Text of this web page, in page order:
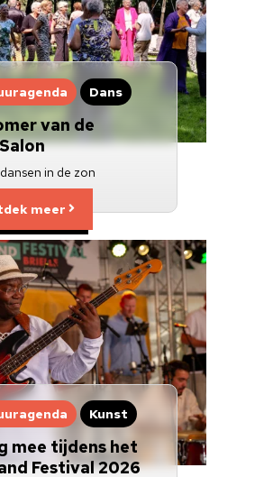
Dans
van de
in de zon
meer
Kunst
mee tijdens het
Festival 2026
Doneren